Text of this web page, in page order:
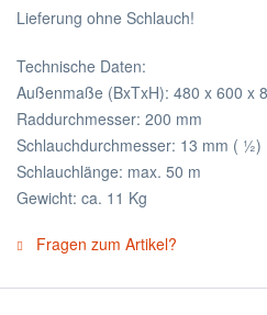
Lieferung ohne Schlauch!
Technische Daten:
Außenmaße (BxTxH): 480 x 600 x
Raddurchmesser: 200 mm
Schlauchdurchmesser: 13 mm ( ½)
Schlauchlänge: max. 50 m
Gewicht: ca. 11 Kg
Fragen zum Artikel?